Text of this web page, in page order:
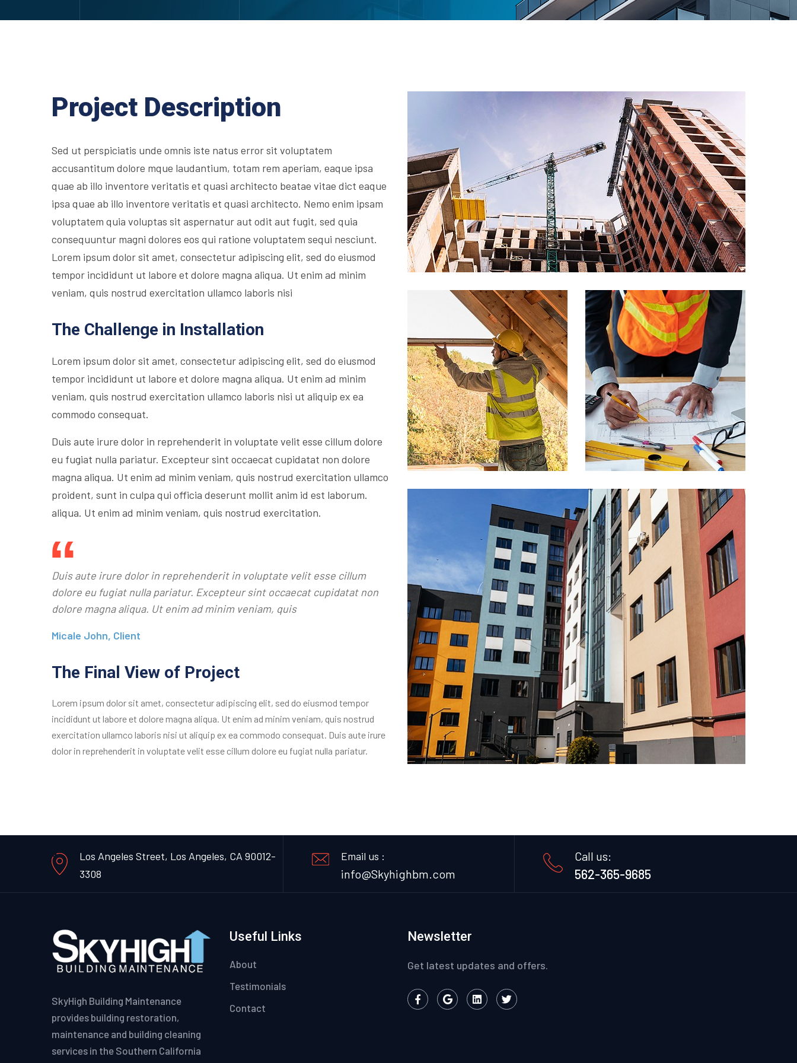
Project Description
Sed ut perspiciatis unde omnis iste natus error sit voluptatem
accusantitum dolore mque laudantium, totam rem aperiam, eaque ipsa
quae ab illo inventore veritatis et quasi architecto beatae vitae dict eaque
ipsa quae ab illo inventore veritatis et quasi architecto. Nemo enim ipsam
voluptatem quia voluptas sit aspernatur aut odit aut fugit, sed quia
consequuntur magni dolores eos qui ratione voluptatem sequi nesciunt.
Lorem ipsum dolor sit amet, consectetur adipiscing elit, sed do eiusmod
tempor incididunt ut labore et dolore magna aliqua. Ut enim ad minim
veniam, quis nostrud exercitation ullamco laboris nisi
The Challenge in Installation
Lorem ipsum dolor sit amet, consectetur adipiscing elit, sed do eiusmod
tempor incididunt ut labore et dolore magna aliqua. Ut enim ad minim
veniam, quis nostrud exercitation ullamco laboris nisi ut aliquip ex ea
commodo consequat.
Duis aute irure dolor in reprehenderit in voluptate velit esse cillum dolore
eu fugiat nulla pariatur. Excepteur sint occaecat cupidatat non dolore
magna aliqua. Ut enim ad minim veniam, quis nostrud exercitation ullamco
proident, sunt in culpa qui officia deserunt mollit anim id est laborum.
aliqua. Ut enim ad minim veniam, quis nostrud exercitation.
Duis aute irure dolor in reprehenderit in voluptate velit esse cillum
dolore eu fugiat nulla pariatur. Excepteur sint occaecat cupidatat non
dolore magna aliqua. Ut enim ad minim veniam, quis
Micale John, Client
The Final View of Project
Lorem ipsum dolor sit amet, consectetur adipiscing elit, sed do eiusmod tempor
incididunt ut labore et dolore magna aliqua. Ut enim ad minim veniam, quis nostrud
exercitation ullamco laboris nisi ut aliquip ex ea commodo consequat. Duis aute irure
dolor in reprehenderit in voluptate velit esse cillum dolore eu fugiat nulla pariatur.
Los Angeles Street, Los Angeles, CA 90012-
3308
Email us :
info@Skyhighbm.com
Call us:
562-365-9685
SkyHigh Building Maintenance
provides building restoration,
maintenance and building cleaning
services in the Southern California
Useful Links
About
Testimonials
Contact
Newsletter
Get latest updates and offers.